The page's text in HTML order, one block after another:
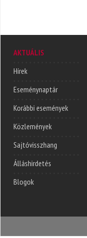
AKTUÁLIS
Hírek
Eseménynaptár
Korábbi események
Közlemények
Sajtóvisszhang
Álláshirdetés
Blogok